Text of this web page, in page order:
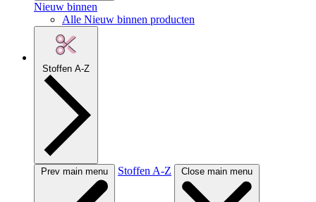
Nieuw binnen
Alle Nieuw binnen producten
Stoffen A-Z
Prev main menu Stoffen A-Z Close main menu